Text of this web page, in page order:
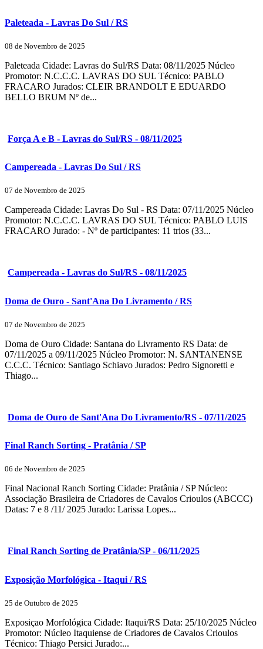
Paleteada - Lavras Do Sul / RS
08 de Novembro de 2025
Paleteada Cidade: Lavras do Sul/RS Data: 08/11/2025 Núcleo
Promotor: N.C.C.C. LAVRAS DO SUL Técnico: PABLO
FRACARO Jurados: CLEIR BRANDOLT E EDUARDO
BELLO BRUM Nº de...
Força A e B - Lavras do Sul/RS - 08/11/2025
Campereada - Lavras Do Sul / RS
07 de Novembro de 2025
Campereada Cidade: Lavras Do Sul - RS Data: 07/11/2025 Núcleo
Promotor: N.C.C.C. LAVRAS DO SUL Técnico: PABLO LUIS
FRACARO Jurado: - Nº de participantes: 11 trios (33...
Campereada - Lavras do Sul/RS - 08/11/2025
Doma de Ouro - Sant'Ana Do Livramento / RS
07 de Novembro de 2025
Doma de Ouro Cidade: Santana do Livramento RS Data: de
07/11/2025 a 09/11/2025 Núcleo Promotor: N. SANTANENSE
C.C.C. Técnico: Santiago Schiavo Jurados: Pedro Signoretti e
Thiago...
Doma de Ouro de Sant'Ana Do Livramento/RS - 07/11/2025
Final Ranch Sorting - Pratânia / SP
06 de Novembro de 2025
Final Nacional Ranch Sorting Cidade: Pratânia / SP Núcleo:
Associação Brasileira de Criadores de Cavalos Crioulos (ABCCC)
Datas: 7 e 8 /11/ 2025 Jurado: Larissa Lopes...
Final Ranch Sorting de Pratânia/SP - 06/11/2025
Exposição Morfológica - Itaqui / RS
25 de Outubro de 2025
Exposiçao Morfológica Cidade: Itaqui/RS Data: 25/10/2025 Núcleo
Promotor: Núcleo Itaquiense de Criadores de Cavalos Crioulos
Técnico: Thiago Persici Jurado:...